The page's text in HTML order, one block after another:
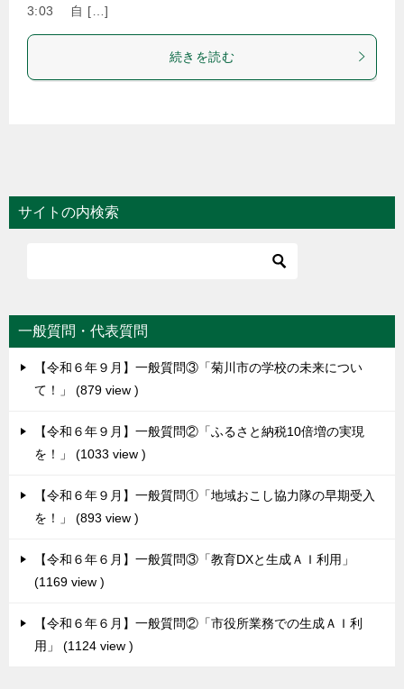
3:03 自 […]
続きを読む
サイトの内検索
一般質問・代表質問
【令和６年９月】一般質問③「菊川市の学校の未来につい
て！」
879 view
【令和６年９月】一般質問②「ふるさと納税10倍増の実現
を！」
1033 view
【令和６年９月】一般質問①「地域おこし協力隊の早期受入
を！」
893 view
【令和６年６月】一般質問③「教育DXと生成ＡＩ利用」
1169 view
【令和６年６月】一般質問②「市役所業務での生成ＡＩ利
用」
1124 view